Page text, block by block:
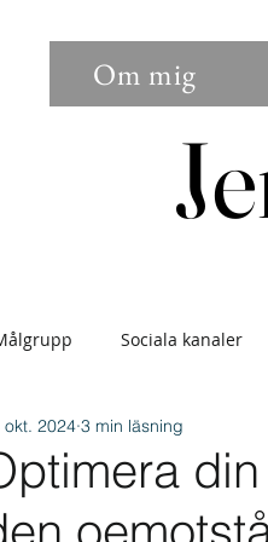
Om mig
Sociala kanaler
Bilder Annonser
Engagemang
okt. 2024 3 min läsning